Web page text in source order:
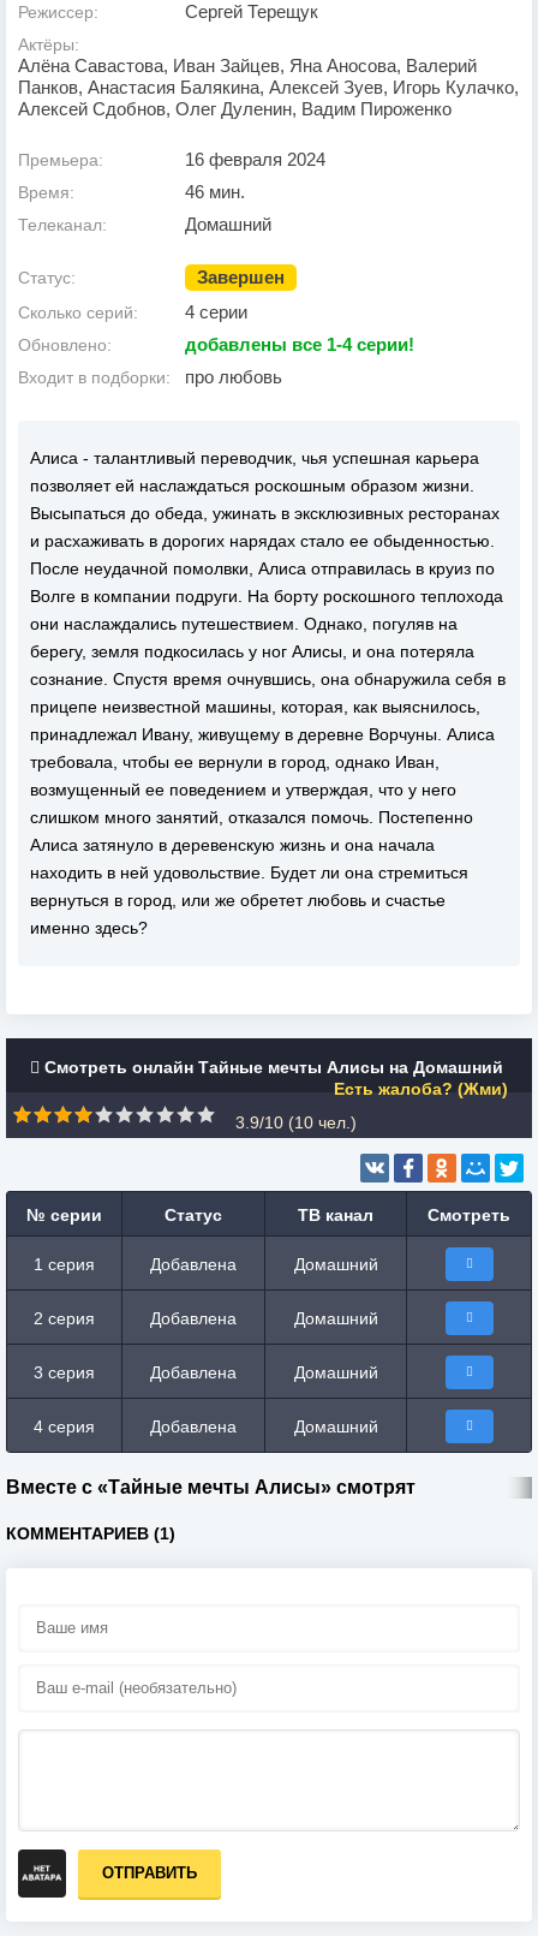
Режиссер: Сергей Терещук
Актёры:
Алёна Савастова, Иван Зайцев, Яна Аносова, Валерий
Панков, Анастасия Балякина, Алексей Зуев, Игорь Кулачко,
Алексей Сдобнов, Олег Дуленин, Вадим Пироженко
Премьера: 16 февраля 2024
Время: 46 мин.
Телеканал: Домашний
Статус: Завершен
Сколько серий: 4 серии
Обновлено: добавлены все 1-4 серии!
Входит в подборки: про любовь
Алиса - талантливый переводчик, чья успешная карьера
позволяет ей наслаждаться роскошным образом жизни.
Высыпаться до обеда, ужинать в эксклюзивных ресторанах
и расхаживать в дорогих нарядах стало ее обыденностью.
После неудачной помолвки, Алиса отправилась в круиз по
Волге в компании подруги. На борту роскошного теплохода
они наслаждались путешествием. Однако, погуляв на
берегу, земля подкосилась у ног Алисы, и она потеряла
сознание. Спустя время очнувшись, она обнаружила себя в
прицепе неизвестной машины, которая, как выяснилось,
принадлежал Ивану, живущему в деревне Ворчуны. Алиса
требовала, чтобы ее вернули в город, однако Иван,
возмущенный ее поведением и утверждая, что у него
слишком много занятий, отказался помочь. Постепенно
Алиса затянуло в деревенскую жизнь и она начала
находить в ней удовольствие. Будет ли она стремиться
вернуться в город, или же обретет любовь и счастье
именно здесь?
Смотреть онлайн Тайные мечты Алисы на Домашний
Есть жалоба? (Жми)
3.9/10 (10 чел.)
№ серии Статус ТВ канал Смотреть
1 серия Добавлена Домашний
2 серия Добавлена Домашний
3 серия Добавлена Домашний
4 серия Добавлена Домашний
Вместе с «Тайные мечты Алисы» смотрят
КОММЕНТАРИЕВ (1)
ОТПРАВИТЬ